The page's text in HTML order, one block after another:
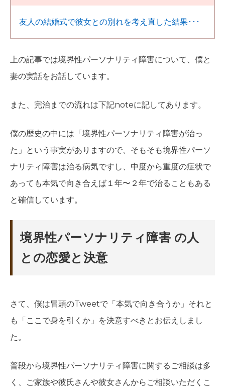
友人の結婚式で彼女との別れを考え直した結果･･･
上の記事では境界性パーソナリティ障害について、僕と
妻の実話をお話しています。
また、完治までの流れは下記noteに記してあります。
僕の歴史の中には「境界性パーソナリティ障害が治っ
た」という事実がありますので、そもそも境界性パーソ
ナリティ障害は治る病気ですし、中度から重度の症状で
あっても本気で向き合えば１年〜２年で治ることもある
と確信しています。
境界性パーソナリティ障害 の人
との恋愛と決意
さて、僕は冒頭のTweetで「本気で向き合うか」それと
も「ここで身を引くか」を決意すべきとお伝えしまし
た。
普段から境界性パーソナリティ障害に関するご相談は多
く、ご家族や彼氏さんや彼女さんからご相談いただくこ